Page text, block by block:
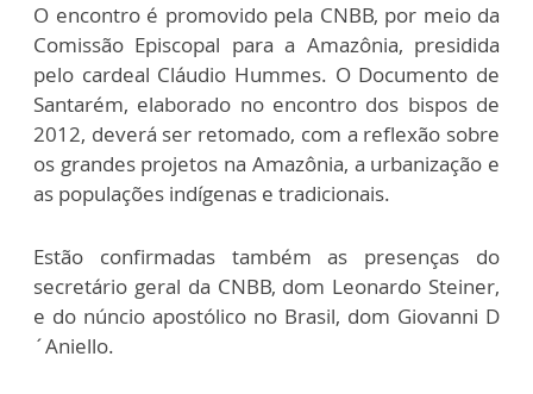
O encontro é promovido pela CNBB, por meio da
Comissão Episcopal para a Amazônia, presidida
pelo cardeal Cláudio Hummes. O Documento de
Santarém, elaborado no encontro dos bispos de
2012, deverá ser retomado, com a reflexão sobre
os grandes projetos na Amazônia, a urbanização e
as populações indígenas e tradicionais.
Estão confirmadas também as presenças do
secretário geral da CNBB, dom Leonardo Steiner,
e do núncio apostólico no Brasil, dom Giovanni D
´Aniello.